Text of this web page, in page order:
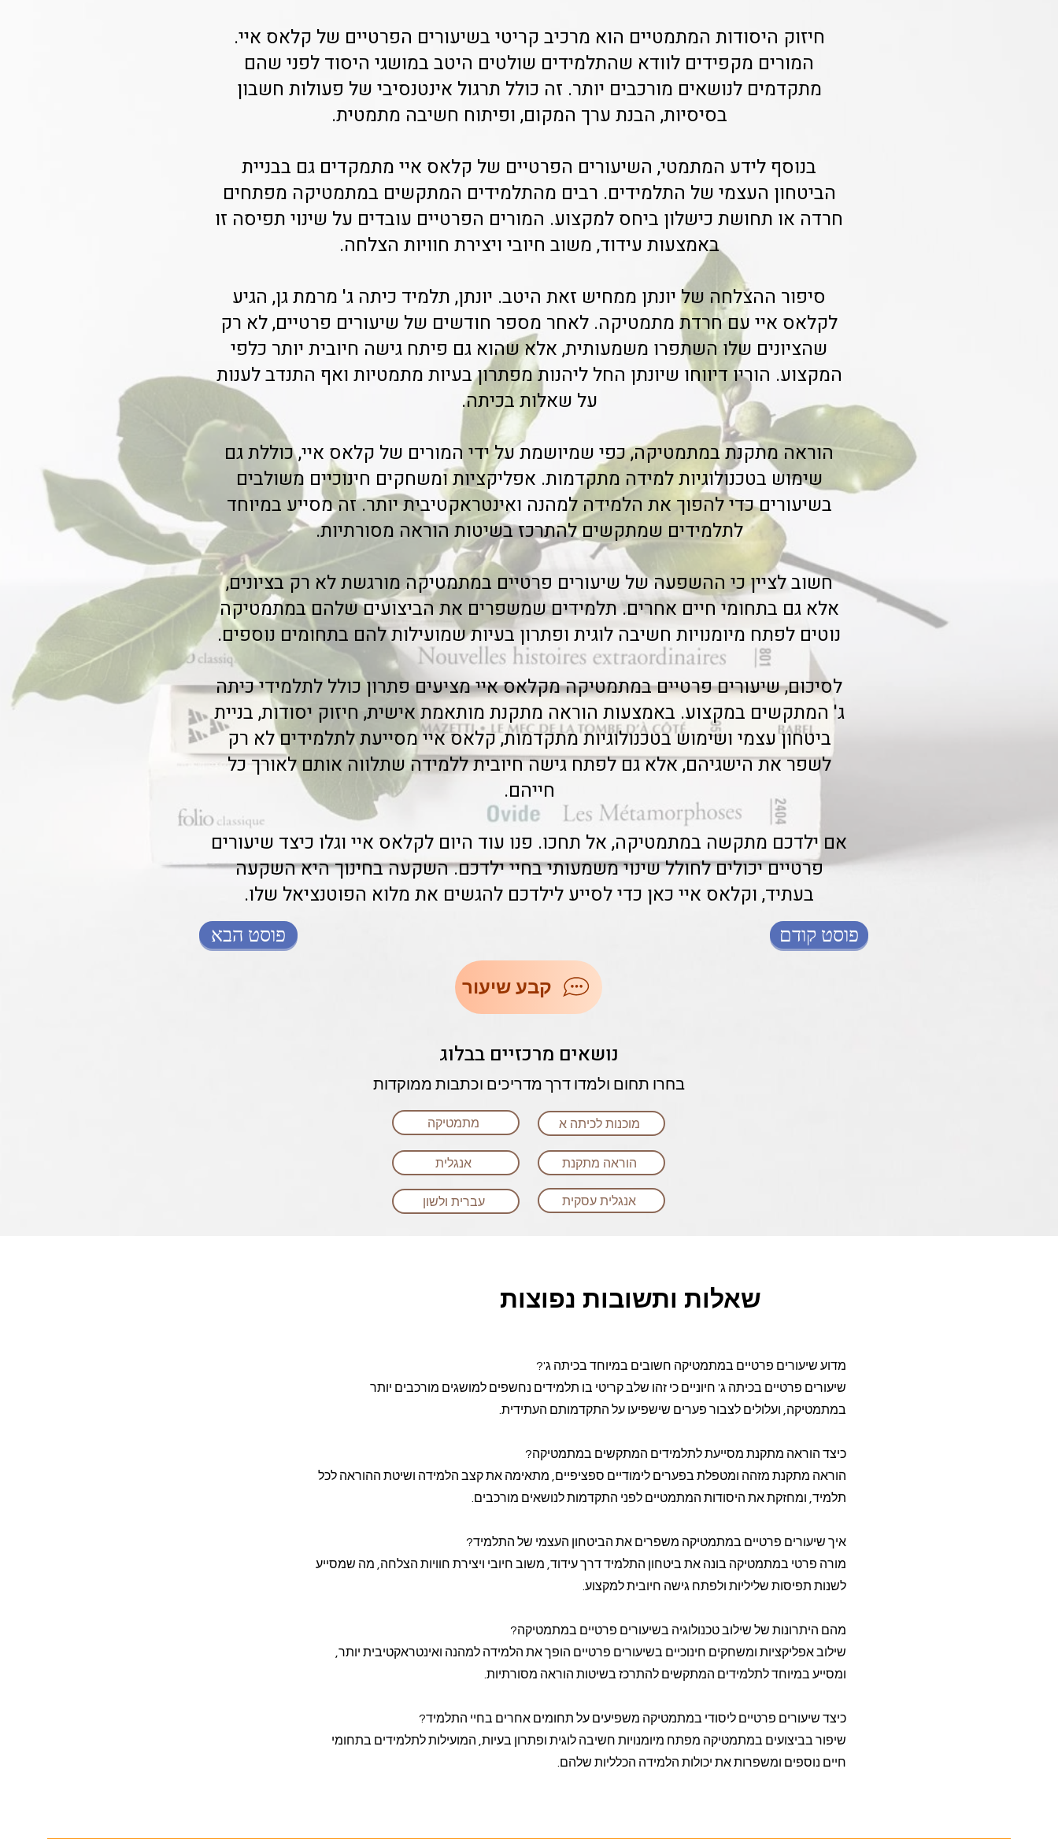
חיזוק היסודות המתמטיים הוא מרכיב קריטי בשיעורים הפרטיים של קלאס איי.
המורים מקפידים לוודא שהתלמידים שולטים היטב במושגי היסוד לפני שהם
מתקדמים לנושאים מורכבים יותר. זה כולל תרגול אינטנסיבי של פעולות חשבון
בסיסיות, הבנת ערך המקום, ופיתוח חשיבה מתמטית.
בנוסף לידע המתמטי, השיעורים הפרטיים של קלאס איי מתמקדים גם בבניית
הביטחון העצמי של התלמידים. רבים מהתלמידים המתקשים במתמטיקה מפתחים
חרדה או תחושת כישלון ביחס למקצוע. המורים הפרטיים עובדים על שינוי תפיסה זו
באמצעות עידוד, משוב חיובי ויצירת חוויות הצלחה.
סיפור ההצלחה של יונתן ממחיש זאת היטב. יונתן, תלמיד כיתה ג' מרמת גן, הגיע
לקלאס איי עם חרדת מתמטיקה. לאחר מספר חודשים של שיעורים פרטיים, לא רק
שהציונים שלו השתפרו משמעותית, אלא שהוא גם פיתח גישה חיובית יותר כלפי
המקצוע. הוריו דיווחו שיונתן החל ליהנות מפתרון בעיות מתמטיות ואף התנדב לענות
על שאלות בכיתה.
הוראה מתקנת במתמטיקה, כפי שמיושמת על ידי המורים של קלאס איי, כוללת גם
שימוש בטכנולוגיות למידה מתקדמות. אפליקציות ומשחקים חינוכיים משולבים
בשיעורים כדי להפוך את הלמידה למהנה ואינטראקטיבית יותר. זה מסייע במיוחד
לתלמידים שמתקשים להתרכז בשיטות הוראה מסורתיות.
חשוב לציין כי ההשפעה של שיעורים פרטיים במתמטיקה מורגשת לא רק בציונים,
אלא גם בתחומי חיים אחרים. תלמידים שמשפרים את הביצועים שלהם במתמטיקה
נוטים לפתח מיומנויות חשיבה לוגית ופתרון בעיות שמועילות להם בתחומים נוספים.
לסיכום, שיעורים פרטיים במתמטיקה מקלאס איי מציעים פתרון כולל לתלמידי כיתה
ג' המתקשים במקצוע. באמצעות הוראה מתקנת מותאמת אישית, חיזוק יסודות, בניית
ביטחון עצמי ושימוש בטכנולוגיות מתקדמות, קלאס איי מסייעת לתלמידים לא רק
לשפר את הישגיהם, אלא גם לפתח גישה חיובית ללמידה שתלווה אותם לאורך כל
חייהם.
אם ילדכם מתקשה במתמטיקה, אל תחכו. פנו עוד היום לקלאס איי וגלו כיצד שיעורים
פרטיים יכולים לחולל שינוי משמעותי בחיי ילדכם. השקעה בחינוך היא השקעה
בעתיד, וקלאס איי כאן כדי לסייע לילדכם להגשים את מלוא הפוטנציאל שלו.
פוסט הבא פוסט קודם
קבע שיעור
נושאים מרכזיים בבלוג
בחרו תחום ולמדו דרך מדריכים וכתבות ממוקדות
מוכנות לכיתה א מתמטיקה
הוראה מתקנת
אנגלית עסקית
אנגלית
עברית ולשון
שאלות ותשובות נפוצות
מדוע שיעורים פרטיים במתמטיקה חשובים במיוחד בכיתה ג'?
שיעורים פרטיים בכיתה ג' חיוניים כי זהו שלב קריטי בו תלמידים נחשפים למושגים מורכבים יותר
במתמטיקה, ועלולים לצבור פערים שישפיעו על התקדמותם העתידית.
כיצד הוראה מתקנת מסייעת לתלמידים המתקשים במתמטיקה?
הוראה מתקנת מזהה ומטפלת בפערים לימודיים ספציפיים, מתאימה את קצב הלמידה ושיטת ההוראה לכל
תלמיד, ומחזקת את היסודות המתמטיים לפני התקדמות לנושאים מורכבים.
איך שיעורים פרטיים במתמטיקה משפרים את הביטחון העצמי של התלמיד?
מורה פרטי במתמטיקה בונה את ביטחון התלמיד דרך עידוד, משוב חיובי ויצירת חוויות הצלחה, מה שמסייע
לשנות תפיסות שליליות ולפתח גישה חיובית למקצוע.
מהם היתרונות של שילוב טכנולוגיה בשיעורים פרטיים במתמטיקה?
שילוב אפליקציות ומשחקים חינוכיים בשיעורים פרטיים הופך את הלמידה למהנה ואינטראקטיבית יותר,
ומסייע במיוחד לתלמידים המתקשים להתרכז בשיטות הוראה מסורתיות.
כיצד שיעורים פרטיים ליסודי במתמטיקה משפיעים על תחומים אחרים בחיי התלמיד?
שיפור בביצועים במתמטיקה מפתח מיומנויות חשיבה לוגית ופתרון בעיות, המועילות לתלמידים בתחומי
חיים נוספים ומשפרות את יכולות הלמידה הכלליות שלהם.